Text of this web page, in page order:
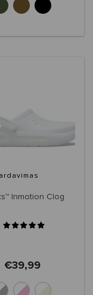
Inmotion Clog
€39,99